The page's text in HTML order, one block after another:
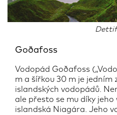
Goðafoss
Vodopád Goðafoss
m a šířkou 30 m je jedním
islandských vodopádů.
ale přesto se mu díky
islandská Niagára. Jeho